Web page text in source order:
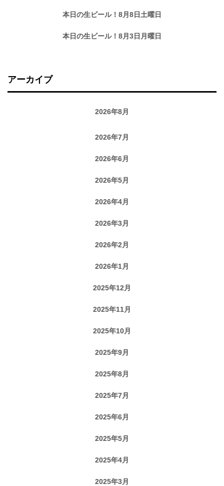
本日の生ビール！8月8日土曜日
本日の生ビール！8月3日月曜日
アーカイブ
2026年8月
2026年7月
2026年6月
2026年5月
2026年4月
2026年3月
2026年2月
2026年1月
2025年12月
2025年11月
2025年10月
2025年9月
2025年8月
2025年7月
2025年6月
2025年5月
2025年4月
2025年3月